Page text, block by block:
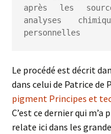
après les
analyses
personnelles
Le procédé est décrit
dans celui de Patrice de
pigment Principes et
C’est ce dernier qui
relate ici dans les